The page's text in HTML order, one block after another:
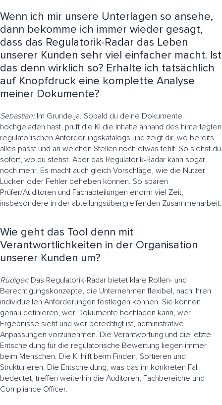
Wenn ich mir unsere Unterlagen so ansehe,
dann bekomme ich immer wieder gesagt,
dass das Regulatorik-Radar das Leben
unserer Kunden sehr viel einfacher macht. Ist
das denn wirklich so? Erhalte ich tatsächlich
auf Knopfdruck eine komplette Analyse
meiner Dokumente?
Sebastian: Im Grunde ja. Sobald du deine Dokumente
hochgeladen hast, prüft die KI die Inhalte anhand des hinterlegten
regulatorischen Anforderungskatalogs und zeigt dir, wo bereits
alles passt und an welchen Stellen noch etwas fehlt. So siehst du
sofort, wo du stehst. Aber das Regulatorik-Radar kann sogar
noch mehr. Es macht auch gleich Vorschläge, wie die Nutzer
Lücken oder Fehler beheben können. So sparen
Prüfer/Auditoren und Fachabteilungen enorm viel Zeit,
insbesondere in der abteilungsübergreifenden Zusammenarbeit.
Wie geht das Tool denn mit
Verantwortlichkeiten in der Organisation
unserer Kunden um?
Rüdiger:Das Regulatorik-Radar bietet klare Rollen- und
Berechtigungskonzepte, die Unternehmen flexibel, nach ihren
individuellen Anforderungen festlegen können. Sie können
genau definieren, wer Dokumente hochladen kann, wer
Ergebnisse sieht und wer berechtigt ist, administrative
Anpassungen vorzunehmen. Die Verantwortung und die letzte
Entscheidung für die regulatorische Bewertung liegen immer
beim Menschen. Die KI hilft beim Finden, Sortieren und
Strukturieren. Die Entscheidung, was das im konkreten Fall
bedeutet, treffen weiterhin die Auditoren, Fachbereiche und
Compliance Officer.